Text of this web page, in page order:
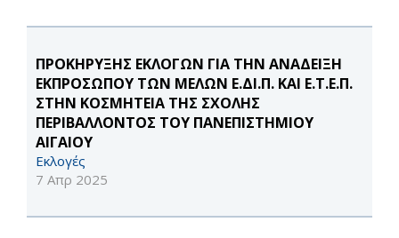
ΠΡΟΚΗΡΥΞΗΣ ΕΚΛΟΓΩΝ ΓΙΑ ΤΗΝ ΑΝΑΔΕΙΞΗ
ΕΚΠΡΟΣΩΠΟΥ ΤΩΝ ΜΕΛΩΝ Ε.ΔΙ.Π. ΚΑΙ Ε.Τ.Ε.Π.
ΣΤΗΝ ΚΟΣΜΗΤΕΙΑ ΤΗΣ ΣΧΟΛΗΣ
ΠΕΡΙΒΑΛΛΟΝΤΟΣ ΤΟΥ ΠΑΝΕΠΙΣΤΗΜΙΟΥ
ΑΙΓΑΙΟΥ
Εκλογές
7 Απρ 2025